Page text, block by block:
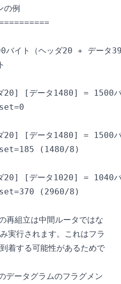
再組立は中間ルータではな
実行されます。これはフラ
着する可能性があるためで
データグラムのフラグメン